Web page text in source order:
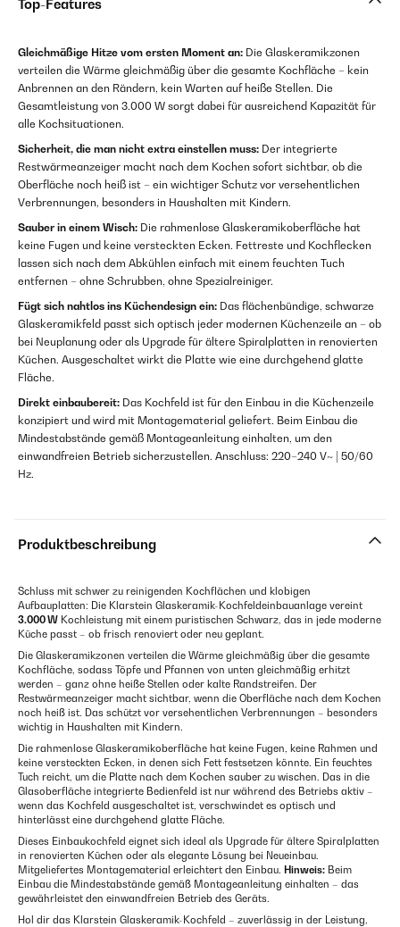
Top-Features
Gleichmäßige Hitze vom ersten Moment an: Die Glaskeramikzonen
verteilen die Wärme gleichmäßig über die gesamte Kochfläche – kein
Anbrennen an den Rändern, kein Warten auf heiße Stellen. Die
Gesamtleistung von 3.000 W sorgt dabei für ausreichend Kapazität für
alle Kochsituationen.
Sicherheit, die man nicht extra einstellen muss: Der integrierte
Restwärmeanzeiger macht nach dem Kochen sofort sichtbar, ob die
Oberfläche noch heiß ist – ein wichtiger Schutz vor versehentlichen
Verbrennungen, besonders in Haushalten mit Kindern.
Sauber in einem Wisch: Die rahmenlose Glaskeramikoberfläche hat
keine Fugen und keine versteckten Ecken. Fettreste und Kochflecken
lassen sich nach dem Abkühlen einfach mit einem feuchten Tuch
entfernen – ohne Schrubben, ohne Spezialreiniger.
Fügt sich nahtlos ins Küchendesign ein: Das flächenbündige, schwarze
Glaskeramikfeld passt sich optisch jeder modernen Küchenzeile an – ob
bei Neuplanung oder als Upgrade für ältere Spiralplatten in renovierten
Küchen. Ausgeschaltet wirkt die Platte wie eine durchgehend glatte
Fläche.
Direkt einbaubereit: Das Kochfeld ist für den Einbau in die Küchenzeile
konzipiert und wird mit Montagematerial geliefert. Beim Einbau die
Mindestabstände gemäß Montageanleitung einhalten, um den
einwandfreien Betrieb sicherzustellen. Anschluss: 220–240 V~ | 50/60
Hz.
Produktbeschreibung
Schluss mit schwer zu reinigenden Kochflächen und klobigen
Aufbauplatten: Die Klarstein Glaskeramik-Kochfeldeinbauanlage vereint
3.000 W Kochleistung mit einem puristischen Schwarz, das in jede moderne
Küche passt – ob frisch renoviert oder neu geplant.
Die Glaskeramikzonen verteilen die Wärme gleichmäßig über die gesamte
Kochfläche, sodass Töpfe und Pfannen von unten gleichmäßig erhitzt
werden – ganz ohne heiße Stellen oder kalte Randstreifen. Der
Restwärmeanzeiger macht sichtbar, wenn die Oberfläche nach dem Kochen
noch heiß ist. Das schützt vor versehentlichen Verbrennungen – besonders
wichtig in Haushalten mit Kindern.
Die rahmenlose Glaskeramikoberfläche hat keine Fugen, keine Rahmen und
keine versteckten Ecken, in denen sich Fett festsetzen könnte. Ein feuchtes
Tuch reicht, um die Platte nach dem Kochen sauber zu wischen. Das in die
Glasoberfläche integrierte Bedienfeld ist nur während des Betriebs aktiv –
wenn das Kochfeld ausgeschaltet ist, verschwindet es optisch und
hinterlässt eine durchgehend glatte Fläche.
Dieses Einbaukochfeld eignet sich ideal als Upgrade für ältere Spiralplatten
in renovierten Küchen oder als elegante Lösung bei Neueinbau.
Mitgeliefertes Montagematerial erleichtert den Einbau. Hinweis: Beim
Einbau die Mindestabstände gemäß Montageanleitung einhalten – das
gewährleistet den einwandfreien Betrieb des Geräts.
Hol dir das Klarstein Glaskeramik-Kochfeld – zuverlässig in der Leistung,